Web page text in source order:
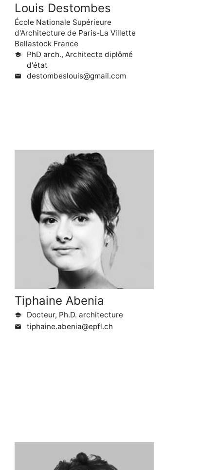
Louis Destombes
École Nationale Supérieure
d'Architecture de Paris-La Villette
Bellastock France
school
PhD arch., Architecte diplômé
d'état
mail destombeslouis@gmail.com
Tiphaine Abenia
school Docteur, Ph.D. architecture
mail tiphaine.abenia@epfl.ch